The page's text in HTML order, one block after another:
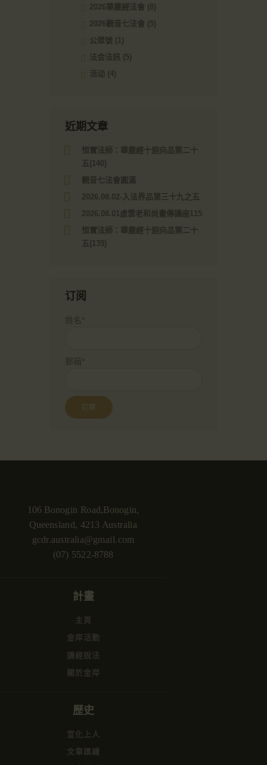
2026華嚴經法會 (8)
2026觀音七法會 (5)
公眾號
(1)
法会法訊 (5)
活动 (4)
近期文章
恒實法師：華嚴經十迴向品第二十
五(140)
觀音七法會圓滿
2026.08.02-入法界品第三十九之五
2026.08.01虛雲老和尚畫傳講座115
恒實法師：華嚴經十迴向品第二十
五(139)
订阅
姓名*
郵箱*
106 Bonogin Road,Bonogin,
Queensland, 4213 Australia
gcdr.australia@gmail.com
(07) 5522-8788
計畫
主頁
金岸活動
講經說法
關於金岸
歷史
宣化上人
文章匯總